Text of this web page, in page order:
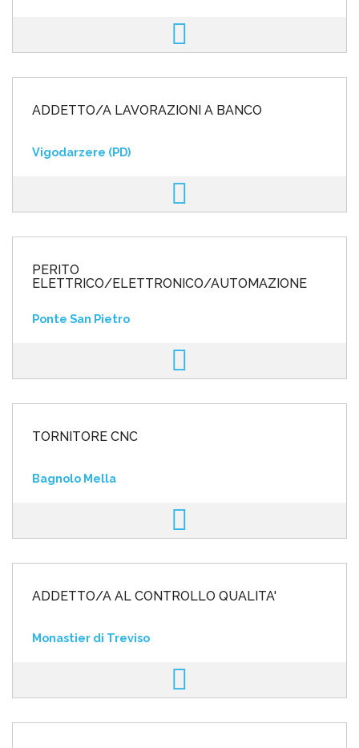
ADDETTO/A LAVORAZIONI A BANCO
Vigodarzere (PD)
PERITO
ELETTRICO/ELETTRONICO/AUTOMAZIONE
Ponte San Pietro
TORNITORE CNC
Bagnolo Mella
ADDETTO/A AL CONTROLLO QUALITA'
Monastier di Treviso